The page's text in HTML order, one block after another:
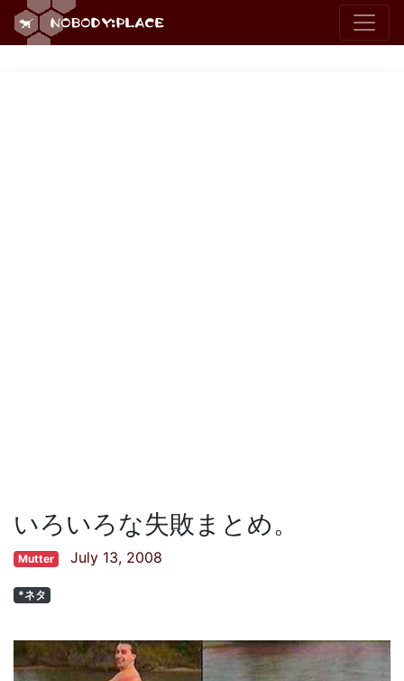
いろいろな失敗まとめ。
Mutter July 13, 2008
*ネタ